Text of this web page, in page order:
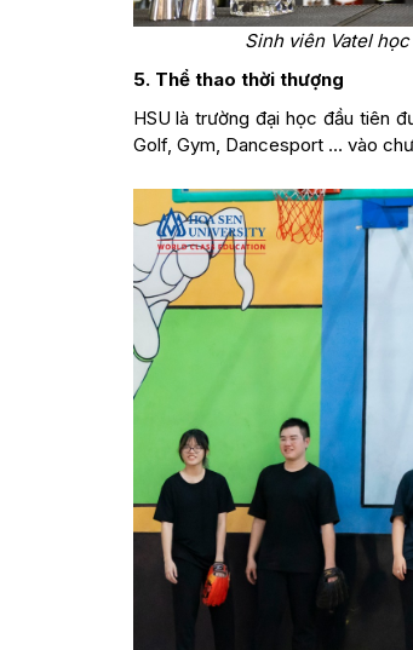
Sinh viên Vatel
5. Thể thao thời thượng
HSU là trường đại học đầu tiên
Golf, Gym, Dancesport … vào